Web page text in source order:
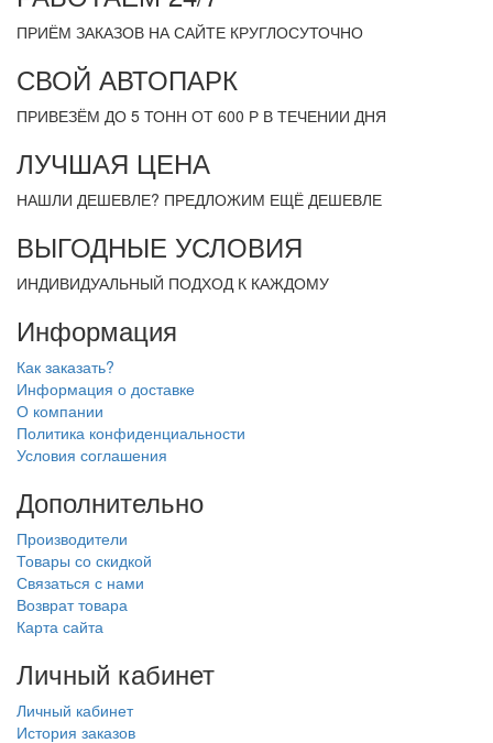
ПРИЁМ ЗАКАЗОВ НА САЙТЕ КРУГЛОСУТОЧНО
СВОЙ АВТОПАРК
ПРИВЕЗЁМ ДО 5 ТОНН ОТ 600 Р В ТЕЧЕНИИ ДНЯ
ЛУЧШАЯ ЦЕНА
НАШЛИ ДЕШЕВЛЕ? ПРЕДЛОЖИМ ЕЩЁ ДЕШЕВЛЕ
ВЫГОДНЫЕ УСЛОВИЯ
ИНДИВИДУАЛЬНЫЙ ПОДХОД К КАЖДОМУ
Информация
Как заказать?
Информация о доставке
О компании
Политика конфиденциальности
Условия соглашения
Дополнительно
Производители
Товары со скидкой
Связаться с нами
Возврат товара
Карта сайта
Личный кабинет
Личный кабинет
История заказов